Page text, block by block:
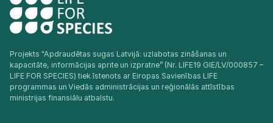
Projekts "Apdraudētas sugas Latvijā: uzlabotas zināšanas un
kapacitāte, informācijas aprite un izpratne” (Nr. LIFE19 GIE/LV/000857 –
LIFE FOR SPECIES) tiek īstenots ar Eiropas Savienības LIFE
programmas un Viedās administrācijas un reģionālās attīstības
ministrijas finansiālu atbalstu.​